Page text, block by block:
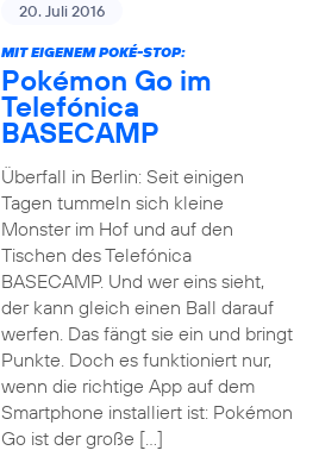
20. Juli 2016
MIT EIGENEM POKÉ-STOP:
Pokémon Go im
Telefónica
BASECAMP
Überfall in Berlin: Seit einigen
Tagen tummeln sich kleine
Monster im Hof und auf den
Tischen des Telefónica
BASECAMP. Und wer eins sieht,
der kann gleich einen Ball darauf
werfen. Das fängt sie ein und bringt
Punkte. Doch es funktioniert nur,
wenn die richtige App auf dem
Smartphone installiert ist: Pokémon
Go ist der große […]